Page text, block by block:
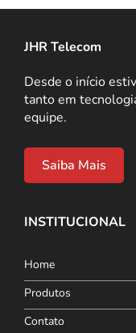
JHR Telecom
Desde o início
tanto em
equipe.
Saiba Mais
INSTITUCIONAL
Home
Produtos
Contato